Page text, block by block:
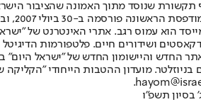
תקשורת שנוסד מתוך האמונה שהציבור
ושידורים חיים. פלטפורמות
האתר החדש והיישומון החדש של "ישראל
מועדון ההטבות הייחודי
בסיון תשפ"ו